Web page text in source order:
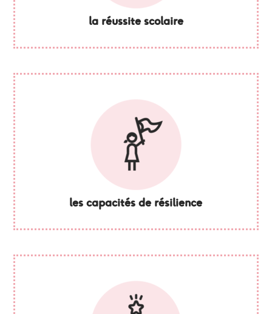
la réussite scolaire
les capacités de résilience